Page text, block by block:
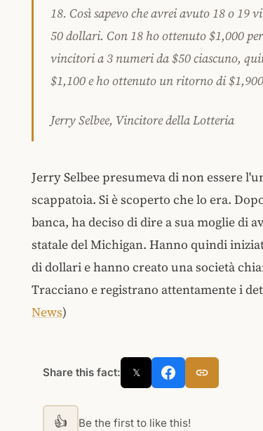
18. Così sapevo che avrei avuto 18 o 19
50 dollari. Con 18 ho ottenuto $1,000
vincitori a 3 numeri da $50 ciascuno,
$1,100 e ho ottenuto un ritorno di
Jerry Selbee, Vincitore della Lotteria
Jerry Selbee presumeva di non essere
scappatoia. Si è scoperto che lo era.
banca, ha deciso di dire a sua moglie di
statale del Michigan. Hanno quindi
di dollari e hanno creato una società
Tracciano e registrano attentamente i
News)
Share this fact: 𝕏
👍 Be the first to like this!